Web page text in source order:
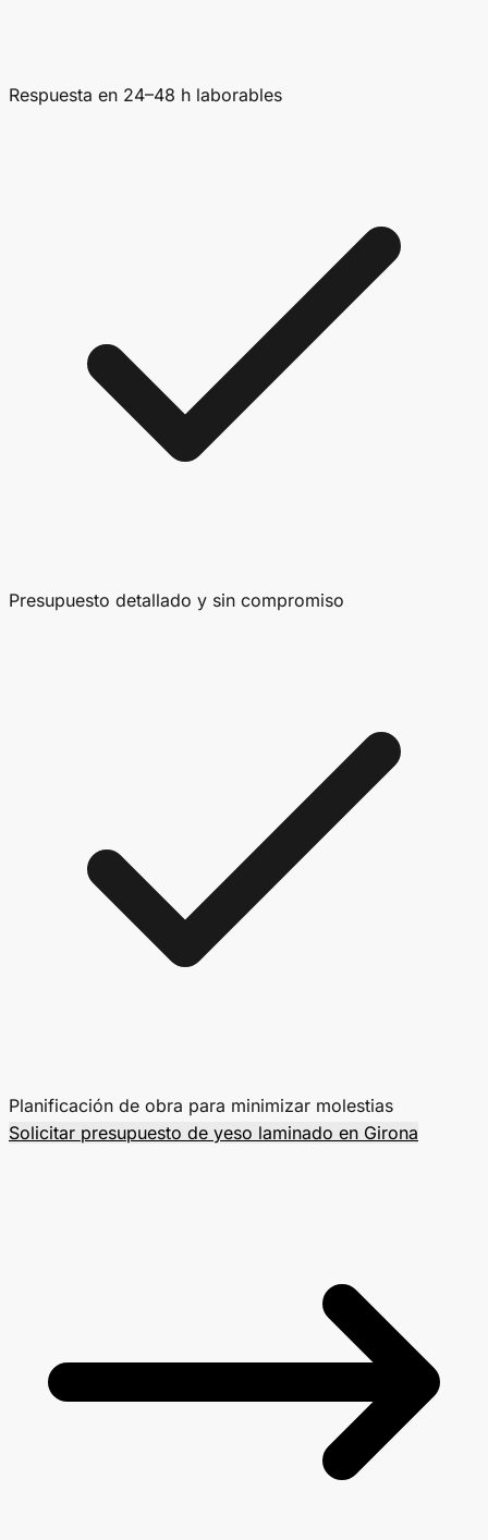
Respuesta en 24–48 h laborables
Presupuesto detallado y sin compromiso
Planificación de obra para minimizar molestias
Solicitar presupuesto de yeso laminado en Girona